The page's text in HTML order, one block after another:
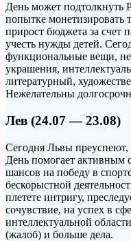
День может подтолкнуть
попытке монетизировать
прирост бюджета за счет
учесть нужды детей.
функциональные вещи,
украшения,
литературный,
Нежелательны
Лев (24.07 — 23.08)
Сегодня Львы преуспеют,
День помогает активным
шансов на победу в
бескорыстной
плетете интригу,
сочувствие, на успех в
интеллектуальной
(жалоб) и больше дела.